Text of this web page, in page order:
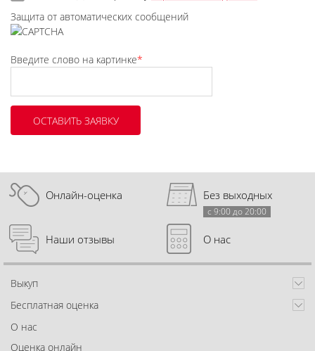
Защита от автоматических сообщений
Введите слово на картинке*
Онлайн-оценка Без выходных
с 9:00 до 20:00
Наши отзывы О нас
Выкуп
Бесплатная оценка
О нас
Оценка онлайн